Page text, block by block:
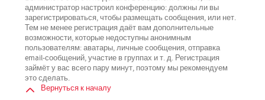
администратор настроил конференцию: должны ли вы
зарегистрироваться, чтобы размещать сообщения, или нет.
Тем не менее регистрация даёт вам дополнительные
возможности, которые недоступны анонимным
пользователям: аватары, личные сообщения, отправка
email-сообщений, участие в группах и т. д. Регистрация
займёт у вас всего пару минут, поэтому мы рекомендуем
это сделать.
Вернуться к началу